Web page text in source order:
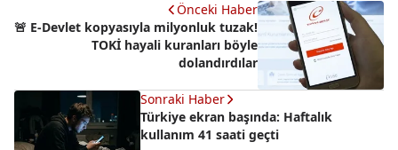
Önceki Haber
🚨 E-Devlet kopyasıyla milyonluk tuzak!
TOKİ hayali kuranları böyle
dolandırdılar
Sonraki Haber
Türkiye ekran başında: Haftalık
kullanım 41 saati geçti